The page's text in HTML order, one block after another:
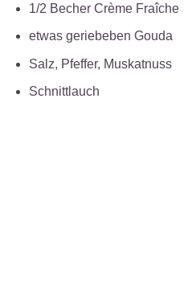
1/2 Becher Crème Fraîche
etwas geriebeben Gouda
Salz, Pfeffer, Muskatnuss
Schnittlauch